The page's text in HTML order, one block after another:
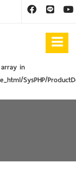
in
SysPHP/